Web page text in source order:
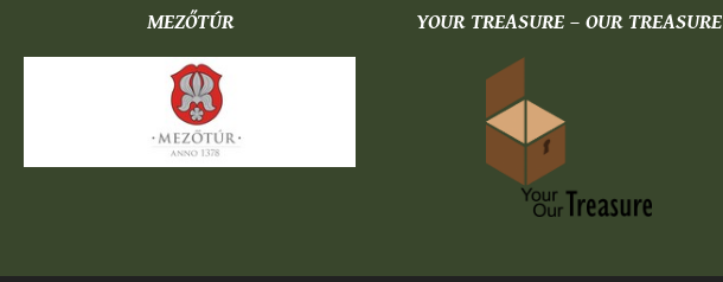
MEZŐTÚR YOUR TREASURE – OUR TREASURE